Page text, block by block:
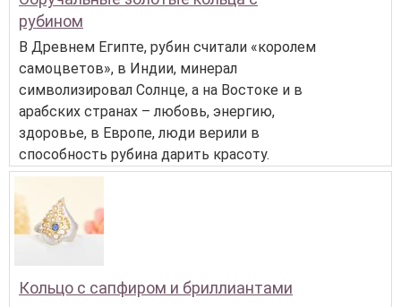
рубином
В Древнем Египте, рубин считали «королем
самоцветов», в Индии, минерал
символизировал Солнце, а на Востоке и в
арабских странах – любовь, энергию,
здоровье, в Европе, люди верили в
способность рубина дарить красоту.
Кольцо с сапфиром и бриллиантами